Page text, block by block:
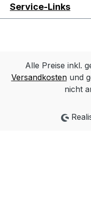
Service-Links
Alle Preise inkl.
Versandkostenund
nicht